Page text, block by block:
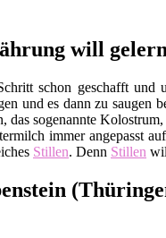
will
schon geschafft
und es dann zu saugen
sogenannte
immer angepasst
Stillen. Denn Stillen